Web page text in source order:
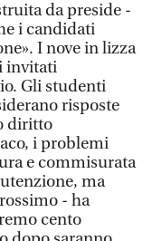
da preside -
i candidati
I nove in lizza
invitati
Gli studenti
risposte
diritto
i problemi
e commisurata
ma
- ha
cento